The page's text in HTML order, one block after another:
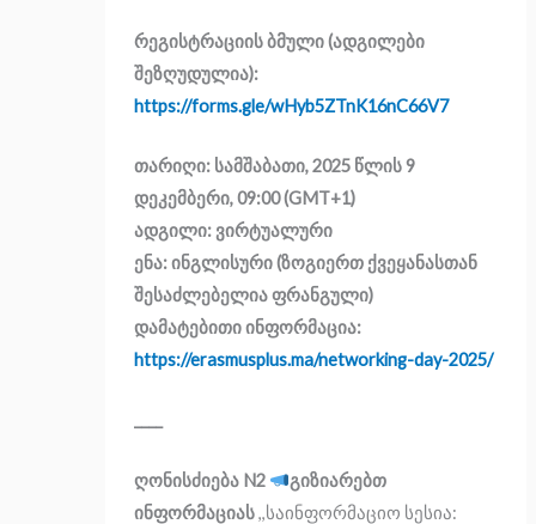
რეგისტრაციის ბმული (ადგილები
შეზღუდულია):
https://forms.gle/wHyb5ZTnK16nC66V7
თარიღი: სამშაბათი, 2025 წლის 9
დეკემბერი, 09:00 (GMT+1)
ადგილი: ვირტუალური
ენა: ინგლისური (ზოგიერთ ქვეყანასთან
შესაძლებელია ფრანგული)
დამატებითი ინფორმაცია:
https://erasmusplus.ma/networking-day-2025/
ღონისძიება N2
გიზიარებთ
ინფორმაციას,,საინფორმაციო სესია: